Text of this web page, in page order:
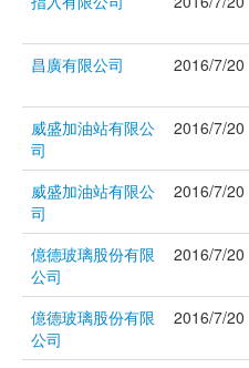
昌廣有限公司 2016/7/20
威盛加油站有限公
司
2016/7/20
威盛加油站有限公
司
2016/7/20
億德玻璃股份有限
公司
2016/7/20
億德玻璃股份有限
公司
2016/7/20